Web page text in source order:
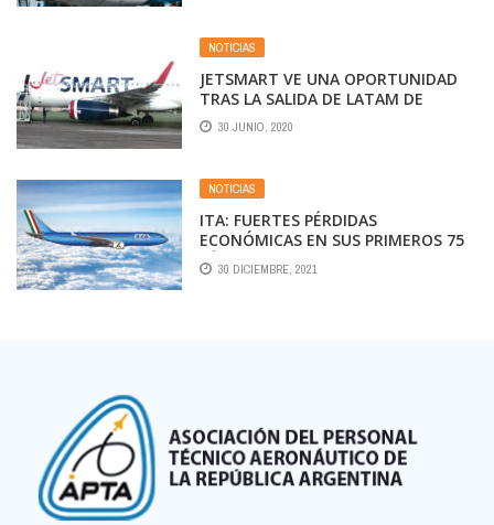
NOTICIAS
JETSMART VE UNA OPORTUNIDAD
TRAS LA SALIDA DE LATAM DE
ARGENTINA…
30 JUNIO, 2020
NOTICIAS
ITA: FUERTES PÉRDIDAS
ECONÓMICAS EN SUS PRIMEROS 75
DÍAS DE VIDA
30 DICIEMBRE, 2021